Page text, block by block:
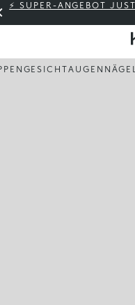
⚡ SUPER-ANGEBOT
GESICHTAUGEN